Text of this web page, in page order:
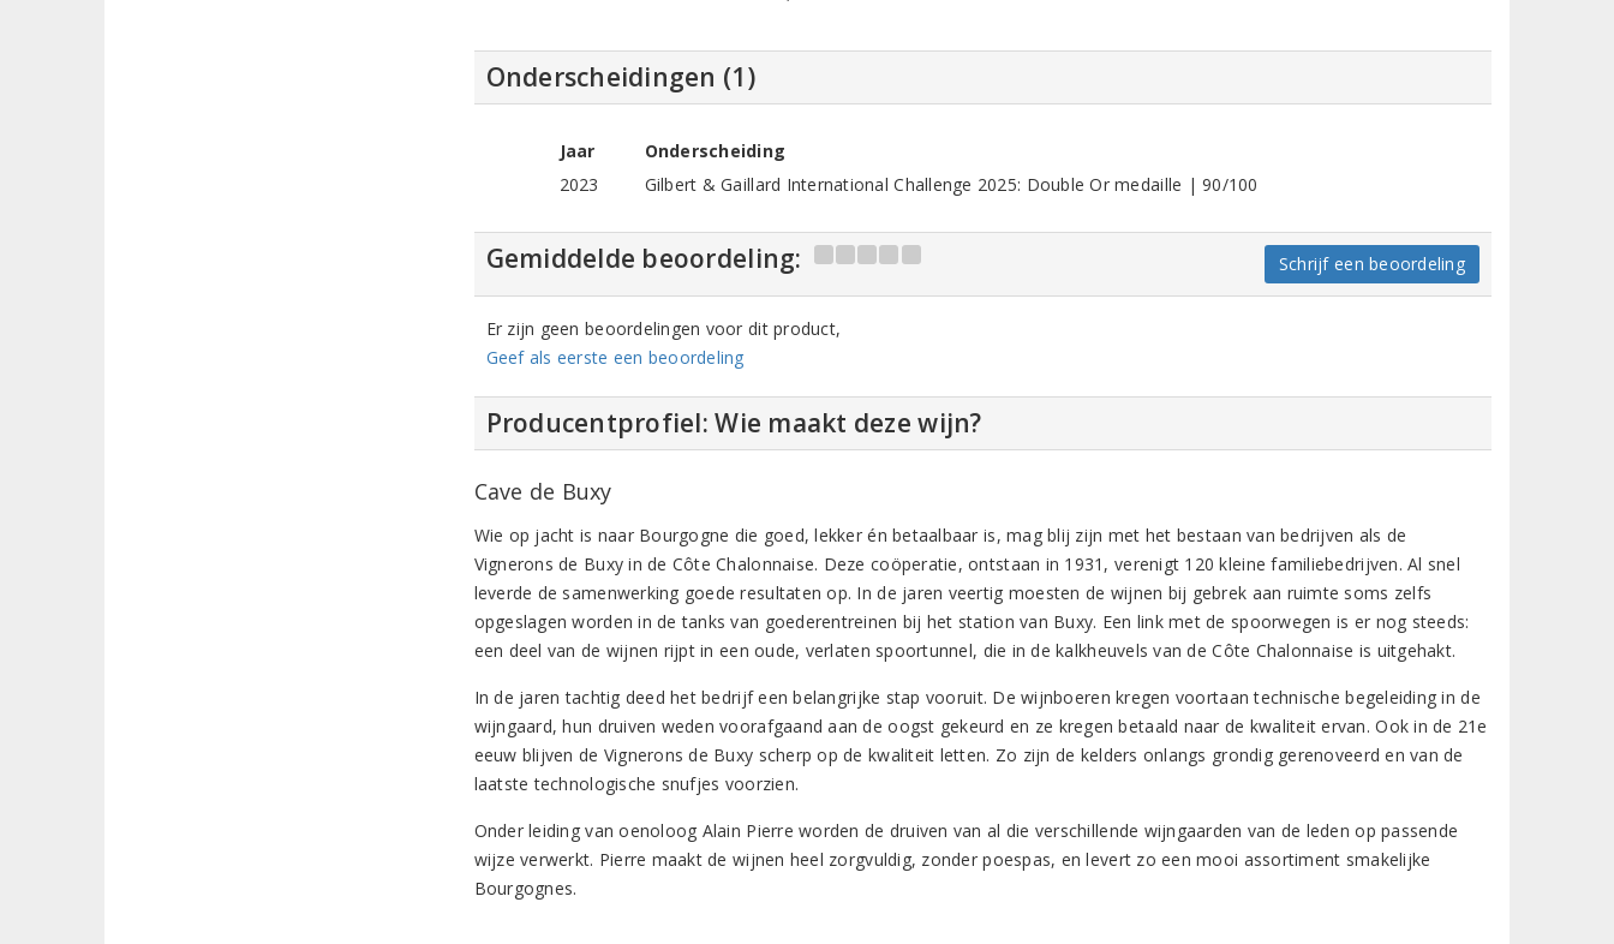
Onderscheidingen (1)
Jaar
Onderscheiding
2023
Gilbert & Gaillard International Challenge 2025: Double Or medaille | 90/100
Gemiddelde beoordeling: Schrijf een beoordeling
Er zijn geen beoordelingen voor dit product,
Geef als eerste een beoordeling
Producentprofiel: Wie maakt deze wijn?
Cave de Buxy
Wie op jacht is naar Bourgogne die goed, lekker én betaalbaar is, mag blij zijn met het bestaan van bedrijven als de
Vignerons de Buxy in de Côte Chalonnaise. Deze coöperatie, ontstaan in 1931, verenigt 120 kleine familiebedrijven. Al snel
leverde de samenwerking goede resultaten op. In de jaren veertig moesten de wijnen bij gebrek aan ruimte soms zelfs
opgeslagen worden in de tanks van goederentreinen bij het station van Buxy. Een link met de spoorwegen is er nog steeds:
een deel van de wijnen rijpt in een oude, verlaten spoortunnel, die in de kalkheuvels van de Côte Chalonnaise is uitgehakt.
In de jaren tachtig deed het bedrijf een belangrijke stap vooruit. De wijnboeren kregen voortaan technische begeleiding in de
wijngaard, hun druiven weden voorafgaand aan de oogst gekeurd en ze kregen betaald naar de kwaliteit ervan. Ook in de 21e
eeuw blijven de Vignerons de Buxy scherp op de kwaliteit letten. Zo zijn de kelders onlangs grondig gerenoveerd en van de
laatste technologische snufjes voorzien.
Onder leiding van oenoloog Alain Pierre worden de druiven van al die verschillende wijngaarden van de leden op passende
wijze verwerkt. Pierre maakt de wijnen heel zorgvuldig, zonder poespas, en levert zo een mooi assortiment smakelijke
Bourgognes.